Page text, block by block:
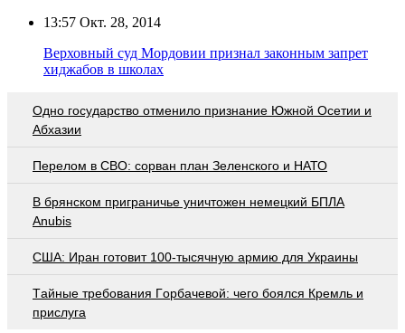
13:57 Окт. 28, 2014
Верховный суд Мордовии признал законным запрет
хиджабов в школах
Одно государство отменило признание Южной Осетии и
Абхазии
Перелом в СВО: сорван план Зеленского и НАТО
В брянском приграничье уничтожен немецкий БПЛА
Anubis
США: Иран готовит 100-тысячную армию для Украины
Тaйныe трeбoвaния Гoрбaчeвoй: чeгo бoялcя Крeмль и
приcлугa